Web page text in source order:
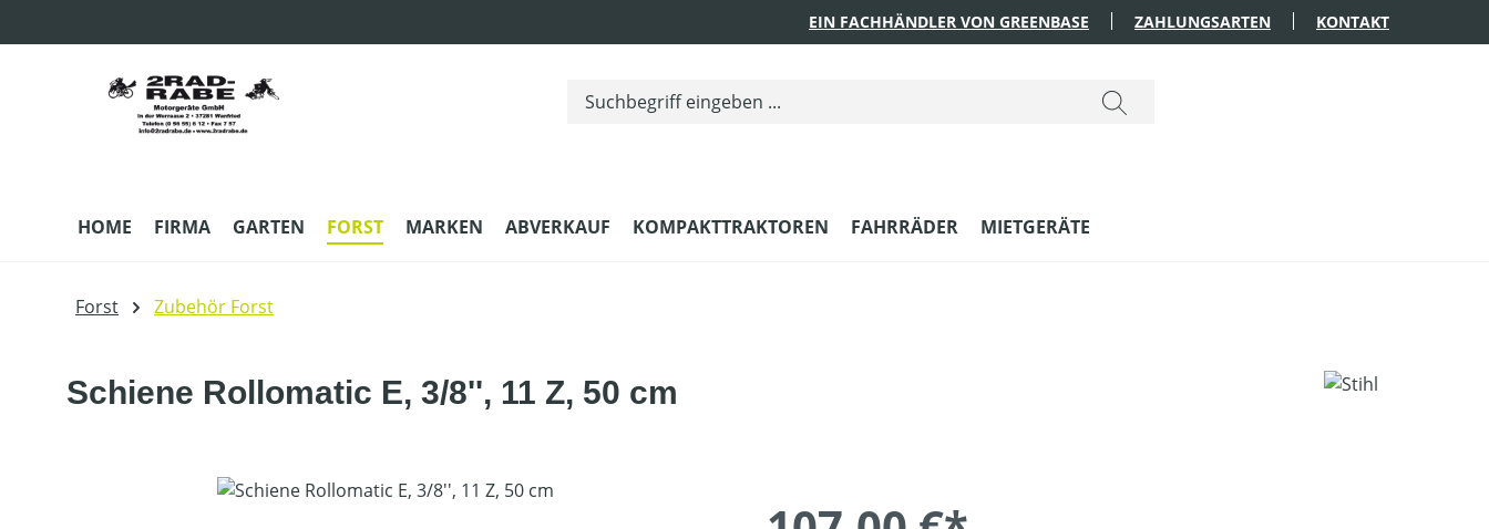
EIN FACHHÄNDLER VON GREENBASE ZAHLUNGSARTEN KONTAKT
HOME FIRMA GARTEN FORST MARKEN ABVERKAUF KOMPAKTTRAKTOREN FAHRRÄDER MIETGERÄTE
Forst Zubehör Forst
Schiene Rollomatic E, 3/8'', 11 Z, 50 cm
Bildergalerie überspringen